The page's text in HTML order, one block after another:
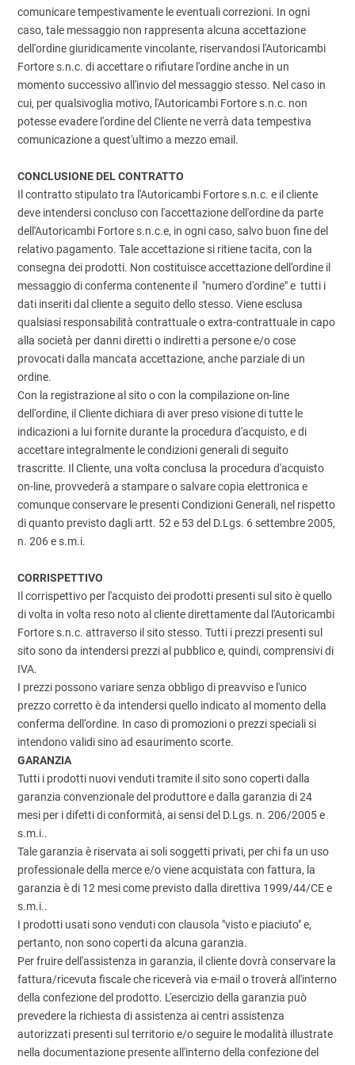
comunicare tempestivamente le eventuali correzioni. In ogni
caso, tale messaggio non rappresenta alcuna accettazione
dell'ordine giuridicamente vincolante, riservandosi l'Autoricambi
Fortore s.n.c. di accettare o rifiutare l'ordine anche in un
momento successivo all'invio del messaggio stesso. Nel caso in
cui, per qualsivoglia motivo, l'Autoricambi Fortore s.n.c. non
potesse evadere l'ordine del Cliente ne verrà data tempestiva
comunicazione a quest'ultimo a mezzo email.
CONCLUSIONE DEL CONTRATTO
Il contratto stipulato tra l'Autoricambi Fortore s.n.c. e il cliente
deve intendersi concluso con l'accettazione dell'ordine da parte
dell'Autoricambi Fortore s.n.c.e, in ogni caso, salvo buon fine del
relativo pagamento. Tale accettazione si ritiene tacita, con la
consegna dei prodotti. Non costituisce accettazione dell'ordine il
messaggio di conferma contenente il "numero d'ordine" e tutti i
dati inseriti dal cliente a seguito dello stesso. Viene esclusa
qualsiasi responsabilità contrattuale o extra-contrattuale in capo
alla società per danni diretti o indiretti a persone e/o cose
provocati dalla mancata accettazione, anche parziale di un
ordine.
Con la registrazione al sito o con la compilazione on-line
dell'ordine, il Cliente dichiara di aver preso visione di tutte le
indicazioni a lui fornite durante la procedura d'acquisto, e di
accettare integralmente le condizioni generali di seguito
trascritte. Il Cliente, una volta conclusa la procedura d'acquisto
on-line, provvederà a stampare o salvare copia elettronica e
comunque conservare le presenti Condizioni Generali, nel rispetto
di quanto previsto dagli artt. 52 e 53 del D.Lgs. 6 settembre 2005,
n. 206 e s.m.i.
CORRISPETTIVO
Il corrispettivo per l'acquisto dei prodotti presenti sul sito è quello
di volta in volta reso noto al cliente direttamente dal l'Autoricambi
Fortore s.n.c. attraverso il sito stesso. Tutti i prezzi presenti sul
sito sono da intendersi prezzi al pubblico e, quindi, comprensivi di
IVA.
I prezzi possono variare senza obbligo di preavviso e l'unico
prezzo corretto è da intendersi quello indicato al momento della
conferma dell'ordine. In caso di promozioni o prezzi speciali si
intendono validi sino ad esaurimento scorte.
GARANZIA
Tutti i prodotti nuovi venduti tramite il sito sono coperti dalla
garanzia convenzionale del produttore e dalla garanzia di 24
mesi per i difetti di conformità, ai sensi del D.Lgs. n. 206/2005 e
s.m.i..
Tale garanzia è riservata ai soli soggetti privati, per chi fa un uso
professionale della merce e/o viene acquistata con fattura, la
garanzia è di 12 mesi come previsto dalla direttiva 1999/44/CE e
s.m.i..
I prodotti usati sono venduti con clausola "visto e piaciuto" e,
pertanto, non sono coperti da alcuna garanzia.
Per fruire dell'assistenza in garanzia, il cliente dovrà conservare la
fattura/ricevuta fiscale che riceverà via e-mail o troverà all'interno
della confezione del prodotto. L'esercizio della garanzia può
prevedere la richiesta di assistenza ai centri assistenza
autorizzati presenti sul territorio e/o seguire le modalità illustrate
nella documentazione presente all'interno della confezione del